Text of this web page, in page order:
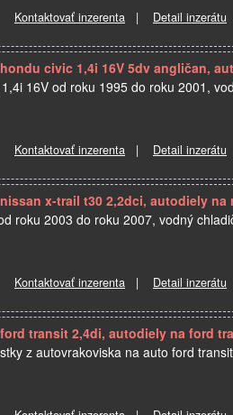
Kontaktovať inzerenta | Detail inzerátu
civic 1,4i 16V 5dv angličan,
16V od roku 1995 do roku 2001,
Kontaktovať inzerenta | Detail inzerátu
x-trail t30 2,2dci, autodiely na
roku 2003 do roku 2007, vodný
Kontaktovať inzerenta | Detail inzerátu
transit 2,4di, autodiely na ford
z autovrakoviska na auto ford